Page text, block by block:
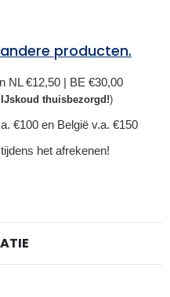
producten.
NL €12,50 | BE €30,00
IJskoud thuisbezorgd!)
€100 en België v.a. €150
het afrekenen!